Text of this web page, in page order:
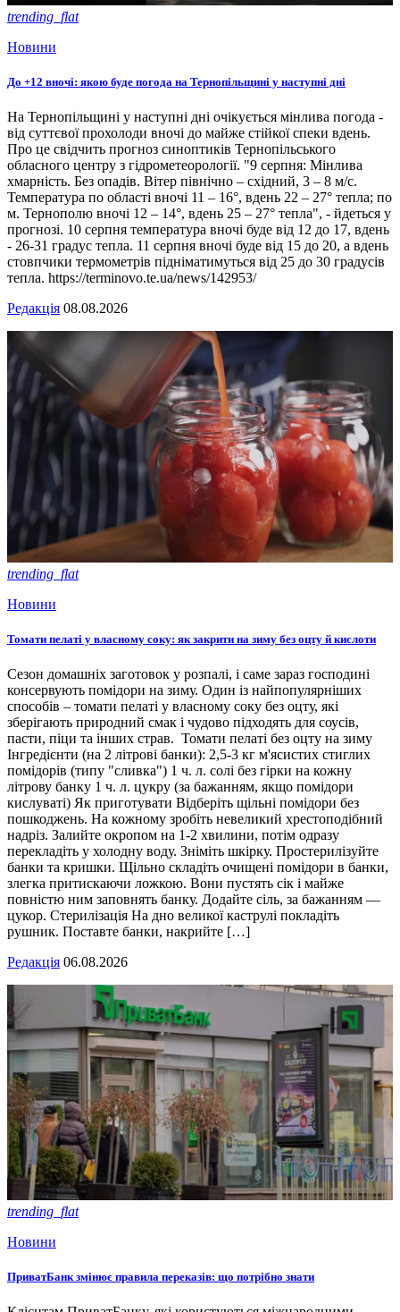
trending_flat
Новини
До +12 вночі: якою буде погода на Тернопільщині у наступні дні
На Тернопільщині у наступні дні очікується мінлива погода -
від суттєвої прохолоди вночі до майже стійкої спеки вдень.
Про це свідчить прогноз синоптиків Тернопільського
обласного центру з гідрометеорології. "9 серпня: Мінлива
хмарність. Без опадів. Вітер північно – східний, 3 – 8 м/с.
Температура по області вночі 11 – 16°, вдень 22 – 27° тепла; по
м. Тернополю вночі 12 – 14°, вдень 25 – 27° тепла", - йдеться у
прогнозі. 10 серпня температура вночі буде від 12 до 17, вдень
- 26-31 градус тепла. 11 серпня вночі буде від 15 до 20, а вдень
стовпчики термометрів підніматимуться від 25 до 30 градусів
тепла. https://terminovo.te.ua/news/142953/
Редакція 08.08.2026
trending_flat
Новини
Томати пелаті у власному соку: як закрити на зиму без оцту й кислоти
Сезон домашніх заготовок у розпалі, і саме зараз господині
консервують помідори на зиму. Один із найпопулярніших
способів – томати пелаті у власному соку без оцту, які
зберігають природний смак і чудово підходять для соусів,
пасти, піци та інших страв. Томати пелаті без оцту на зиму
Інгредієнти (на 2 літрові банки): 2,5-3 кг м'ясистих стиглих
помідорів (типу "сливка") 1 ч. л. солі без гірки на кожну
літрову банку 1 ч. л. цукру (за бажанням, якщо помідори
кислуваті) Як приготувати Відберіть щільні помідори без
пошкоджень. На кожному зробіть невеликий хрестоподібний
надріз. Залийте окропом на 1-2 хвилини, потім одразу
перекладіть у холодну воду. Зніміть шкірку. Простерилізуйте
банки та кришки. Щільно складіть очищені помідори в банки,
злегка притискаючи ложкою. Вони пустять сік і майже
повністю ним заповнять банку. Додайте сіль, за бажанням —
цукор. Стерилізація На дно великої каструлі покладіть
рушник. Поставте банки, накрийте […]
Редакція 06.08.2026
trending_flat
Новини
ПриватБанк змінює правила переказів: що потрібно знати